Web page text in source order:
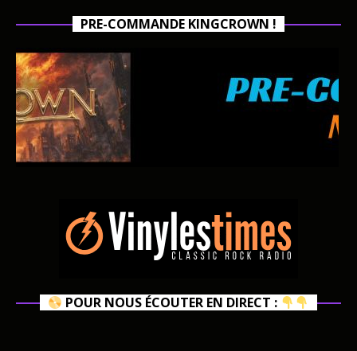
PRE-COMMANDE KINGCROWN !
POUR NOUS ÉCOUTER EN DIRECT :